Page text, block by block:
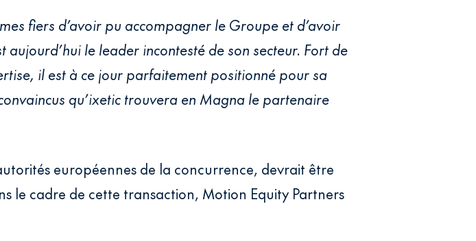
fiers d’avoir pu accompagner le Groupe et d’avoir
le leader incontesté de son secteur. Fort de
il est à ce jour parfaitement positionné pour sa
qu’ixetic trouvera en Magna le partenaire
européennes de la concurrence, devrait être
le cadre de cette transaction, Motion Equity Partners